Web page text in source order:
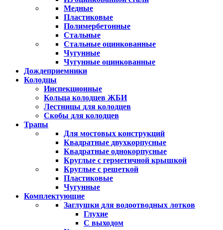
Медные
Пластиковые
Полимербетонные
Стальные
Стальные оцинкованные
Чугунные
Чугунные оцинкованные
Дождеприемники
Колодцы
Инспекционные
Кольца колодцев ЖБИ
Лестницы для колодцев
Скобы для колодцев
Трапы
Для мостовых конструкций
Квадратные двухкорпусные
Квадратные однокорпусные
Круглые с герметичной крышкой
Круглые с решеткой
Пластиковые
Чугунные
Комплектующие
Заглушки для водоотводных лотков
Глухие
С выходом